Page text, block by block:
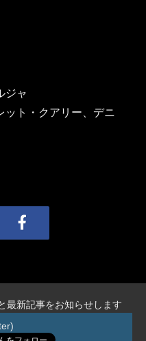
ジャ
ット・クアリー、デニ
最新記事をお知らせします